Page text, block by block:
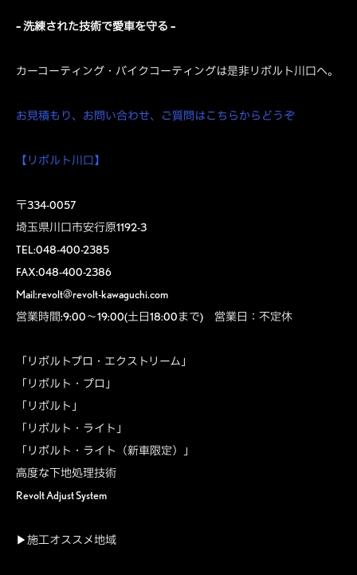
– 洗練された技術で愛車を守る –
カーコーティング・バイクコーティングは是非リボルト川口へ。
お見積もり、お問い合わせ、ご質問はこちらからどうぞ
【リボルト川口】
〒334-0057
埼玉県川口市安行原1192-3
TEL:048-400-2385
FAX:048-400-2386
Mail:revolt@revolt-kawaguchi.com
営業時間:9:00～19:00(土日18:00まで) 営業日：不定休
「リボルトプロ・エクストリーム」
「リボルト・プロ」
「リボルト」
「リボルト・ライト」
「リボルト・ライト（新車限定）」
高度な下地処理技術
Revolt Adjust System
▶施工オススメ地域